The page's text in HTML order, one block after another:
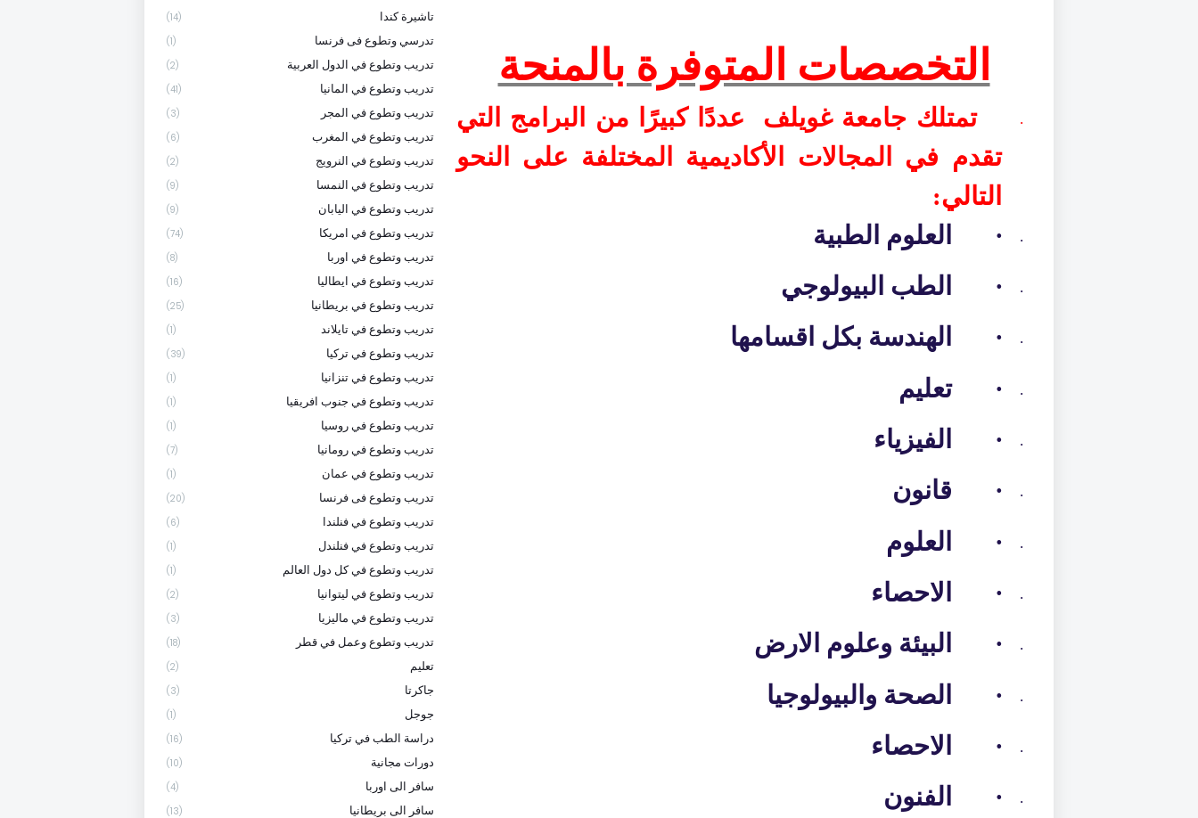
التخصصات المتوفرة بالمنحة
· تمتلك جامعة غويلف
عددًا كبيرًا من البرامج التي
تقدم في المجالات الأكاديمية المختلفة على النحو
التالي:
·
· العلوم الطبية
·
· الطب البيولوجي
·
· الهندسة بكل اقسامها
·
· تعليم
·
· الفيزياء
·
· قانون
·
· العلوم
·
· الاحصاء
·
· البيئة وعلوم الارض
·
· الصحة والبيولوجيا
·
· الاحصاء
·
· الفنون
تاشيرة كندا (14)
تدرسي وتطوع فى فرنسا (1)
تدريب وتطوع في الدول العربية (2)
تدريب وتطوع في المانيا (41)
تدريب وتطوع في المجر (3)
تدريب وتطوع في المغرب (6)
تدريب وتطوع في النرويج (2)
تدريب وتطوع في النمسا (9)
تدريب وتطوع في اليابان (9)
تدريب وتطوع في امريكا (74)
تدريب وتطوع في اوربا (8)
تدريب وتطوع في ايطاليا (16)
تدريب وتطوع في بريطانيا (25)
تدريب وتطوع في تايلاند (1)
تدريب وتطوع في تركيا (39)
تدريب وتطوع في تنزانيا (1)
تدريب وتطوع في جنوب افريقيا (1)
تدريب وتطوع في روسيا (1)
تدريب وتطوع في رومانيا (7)
تدريب وتطوع في عمان (1)
تدريب وتطوع فى فرنسا (20)
تدريب وتطوع في فنلندا (6)
تدريب وتطوع في فنلندل (1)
تدريب وتطوع في كل دول العالم (1)
تدريب وتطوع في ليتوانيا (2)
تدريب وتطوع في ماليزيا (3)
تدريب وتطوع وعمل في قطر (18)
تعليم (2)
جاكرتا (3)
جوجل (1)
دراسة الطب في تركيا (16)
دورات مجانية (10)
سافر الى اوربا (4)
سافر الى بريطانيا (13)